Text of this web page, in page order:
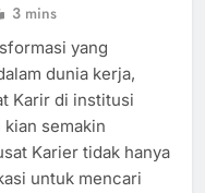
3 mins
yang
dunia kerja,
Karir di institusi
semakin
Karier tidak hanya
untuk mencari